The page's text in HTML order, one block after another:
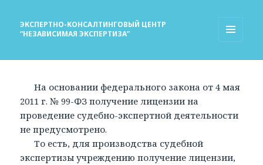
ЭКСПЕРТНО-КОНСАЛТИНГОВЫЙ ЦЕНТР
“НЕЗАВИСИМАЯ ЭКСПЕРТИЗА”
На основании федерального закона от 4 мая
2011 г. № 99-ФЗ получение лицензии на
проведение судебно-экспертной деятельности
не предусмотрено.
То есть, для производства судебной
экспертизы учреждению получение лицензии,